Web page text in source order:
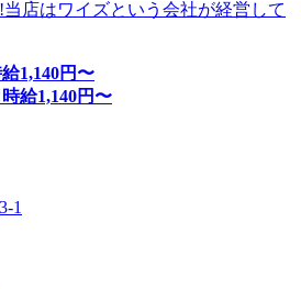
店はワイズという会社が経営して
給1,140円〜
時給1,140円〜
1